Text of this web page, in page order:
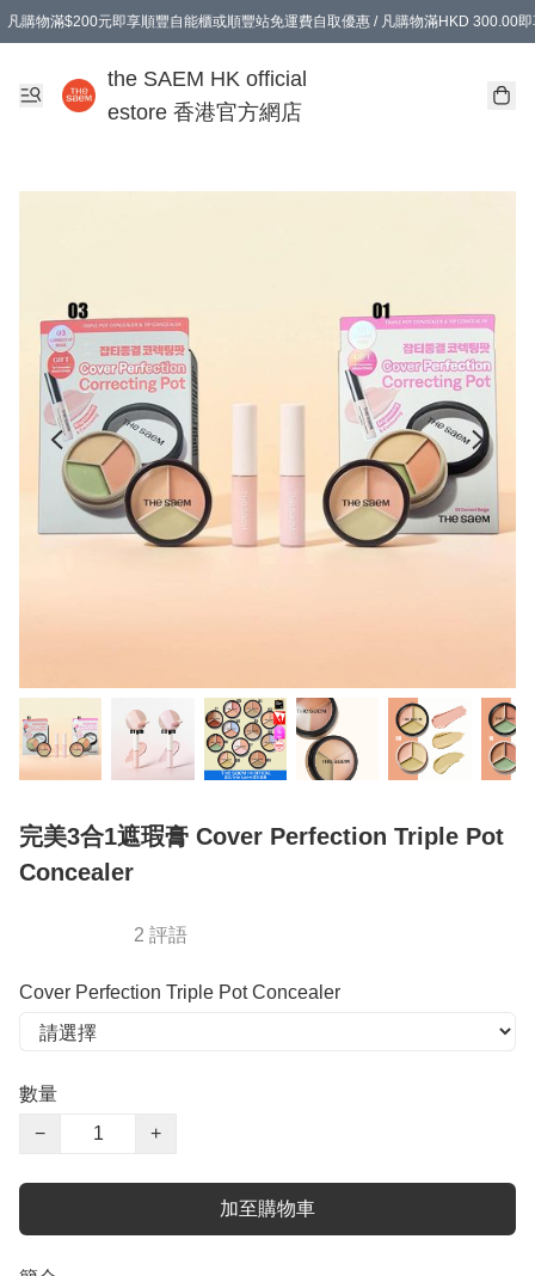
凡購物滿$200元即享順豐自能櫃或順豐站免運費自取優惠 / 凡購物滿HKD 300.00
the SAEM HK official
estore 香港官方網店
完美3合1遮瑕膏 Cover Perfection Triple Pot
Concealer
2 評語
Cover Perfection Triple Pot Concealer
數量
−
+
加至購物車